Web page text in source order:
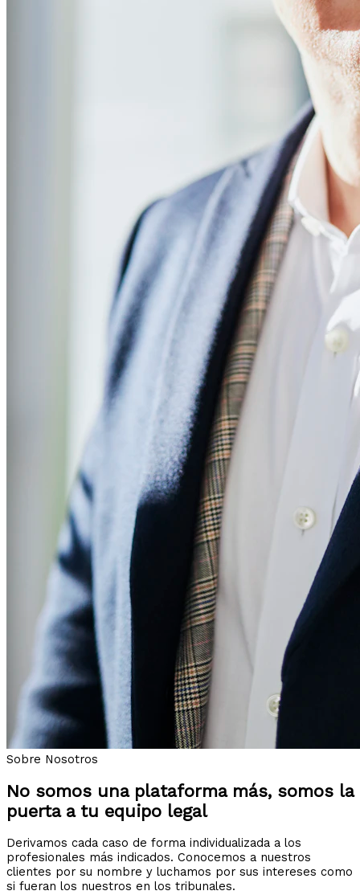
Sobre Nosotros
No somos una plataforma más, somos la
puerta a tu equipo legal
Derivamos cada caso de forma individualizada a los
profesionales más indicados. Conocemos a nuestros
clientes por su nombre y luchamos por sus intereses como
si fueran los nuestros en los tribunales.